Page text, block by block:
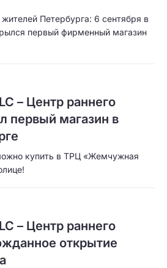
Петербурга: 6 сентября в
первый фирменный магазин
– Центр раннего
первый магазин в
купить в ТРЦ «Жемчужная
– Центр раннего
открытие